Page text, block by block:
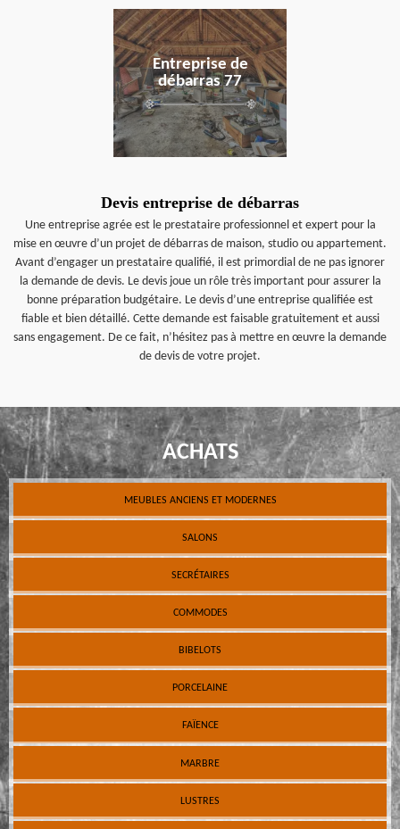
Entreprise de
débarras 77
en savoir plus
Devis entreprise de débarras
Une entreprise agrée est le prestataire professionnel et expert pour la
mise en œuvre d’un projet de débarras de maison, studio ou appartement.
Avant d’engager un prestataire qualifié, il est primordial de ne pas ignorer
la demande de devis. Le devis joue un rôle très important pour assurer la
bonne préparation budgétaire. Le devis d’une entreprise qualifiée est
fiable et bien détaillé. Cette demande est faisable gratuitement et aussi
sans engagement. De ce fait, n’hésitez pas à mettre en œuvre la demande
de devis de votre projet.
ACHATS
MEUBLES ANCIENS ET MODERNES
SALONS
SECRÉTAIRES
COMMODES
BIBELOTS
PORCELAINE
FAÏENCE
MARBRE
LUSTRES